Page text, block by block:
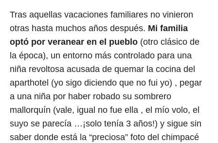
Tras aquellas vacaciones familiares no vinieron
otras hasta muchos años después. Mi familia
optó por veranear en el pueblo (otro clásico de
la época), un entorno más controlado para una
niña revoltosa acusada de quemar la cocina del
aparthotel (yo sigo diciendo que no fui yo) , pegar
a una niña por haber robado su sombrero
mallorquín (vale, igual no fue ella , el mío volo, el
suyo se parecía …¡solo tenía 3 años!) y sigue sin
saber donde está la “preciosa” foto del chimpacé